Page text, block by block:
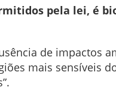
pela lei, é
de impactos
mais sensíveis